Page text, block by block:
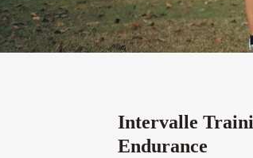
Intervalle
Endurance